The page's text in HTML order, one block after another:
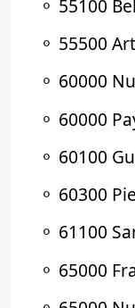
⚬ 55100
⚬ 55500
⚬ 60000
⚬ 60000
⚬ 60100
⚬ 60300
⚬ 61100
⚬ 65000